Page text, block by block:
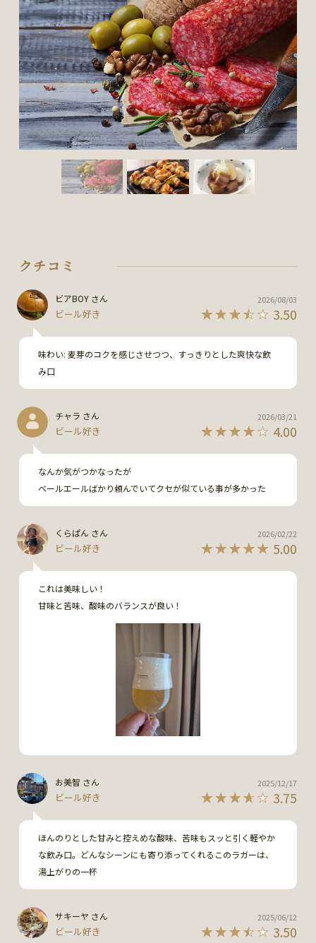
クチコミ
ビアBOY さん
ビール好き 3.50
2026/08/03
味わい: 麦芽のコクを感じさせつつ、すっきりとした爽快な飲
み口
チャラ さん
ビール好き 4.00
2026/03/21
なんか気がつかなったが
ベールエールばかり頼んでいてクセが似ている事が多かった
くらぱん さん
ビール好き 5.00
2026/02/22
これは美味しい！
甘味と苦味、酸味のバランスが良い！
お美智 さん
ビール好き 3.75
2025/12/17
ほんのりとした甘みと控えめな酸味、苦味もスッと引く軽やか
な飲み口。どんなシーンにも寄り添ってくれるこのラガーは、
湯上がりの一杯
サキーヤ さん
ビール好き 3.50
2025/06/12